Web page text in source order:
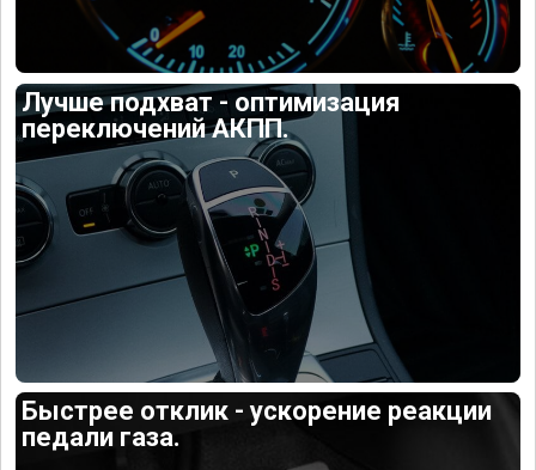
Лучше подхват - оптимизация
переключений АКПП.
Быстрее отклик - ускорение реакции
педали газа.